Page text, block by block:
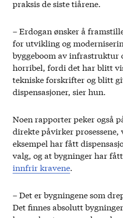
praksis de siste tiårene.
– Erdogan ønsker å
for utvikling og
byggeboom av infrastruktur
horribel, fordi det har blitt
tekniske forskrifter og blitt
dispensasjoner, sier hun.
Noen rapporter peker også
direkte påvirker
eksempel har fått
valg, og at bygninger har
innfrir kravene.
– Det er bygningene som
Det finnes absolutt